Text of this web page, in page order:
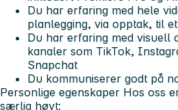
Du har erfaring med hele
planlegging, via opptak, til
Du har erfaring med visuell
kanaler som TikTok,
Snapchat
Du kommuniserer godt på
Personlige egenskaper Hos oss
særlig høyt: